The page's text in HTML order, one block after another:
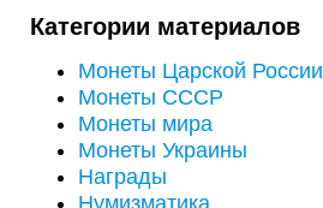
Категории материалов
Монеты Царской России
Монеты СССР
Монеты мира
Монеты Украины
Награды
Нумизматика